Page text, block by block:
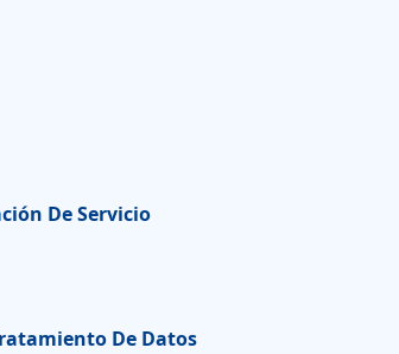
De Servicio
De Datos